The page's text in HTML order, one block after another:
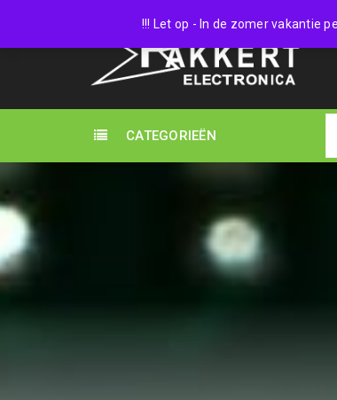
!!! Let op - In de zomer vakantie
CATEGORIEËN